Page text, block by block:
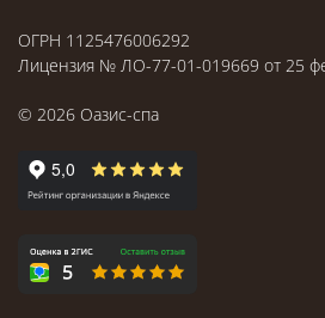
ОГРН 1125476006292
Лицензия № ЛО-77-01-019669 от 25
© 2026 Оазис-спа